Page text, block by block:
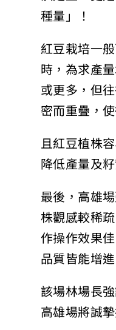
種量」！
紅豆栽培一
時，為求產
或更多，但
密而重疊，
且紅豆植株
降低產量及
最後，高雄
株觀感較稀
作操作效果
品質皆能增
該場林場長
高雄場將誠